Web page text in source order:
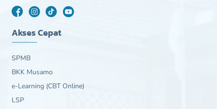
Akses Cepat
SPMB
BKK Musamo
e-Learning (CBT Online)
LSP